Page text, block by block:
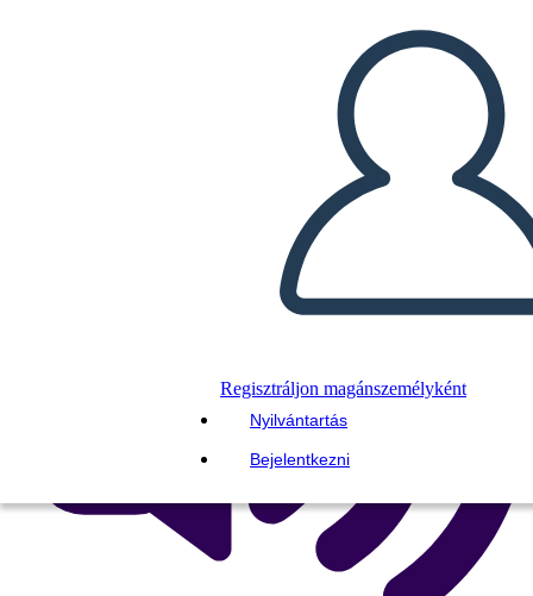
Regisztráljon magánszemélyként
Nyilvántartás
Bejelentkezni
KÉSZÍTSEN EGY STORYBOARDOT
DIAVETÍTÉS LEJÁTSZÁSA
OLVASS NEKEM